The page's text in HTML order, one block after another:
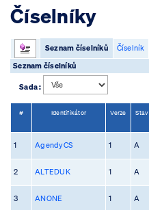
Číselníky
Seznam číselníků Číselník
Seznam číselníků
Sada :
# Identifikátor Verze Stav
1 AgendyCS 1 A
2 ALTEDUK 1 A
3 ANONE 1 A